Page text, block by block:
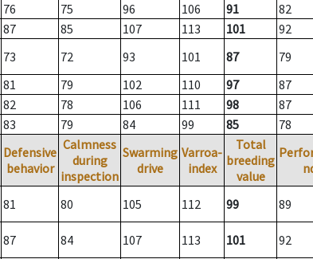
76 75 96 106 91
82
87 85 107 113 101
92
73 72 93 101 87
79
81 79 102 110 97
87
82 78 106 111 98
87
83 79 84 99 85 78
Defensive
behavior
Calmness
during
inspection
Swarming
drive
Varroa-
index
Total
breeding
value
81 80 105 112 99 89
87 84 107 113 101
92